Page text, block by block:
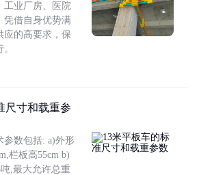
工业厂房、医院
凭借自身优势满
应的高要求，保
尺寸和载重参
参数包括: a)外形
栏板高55cm b)
,最大允许总重